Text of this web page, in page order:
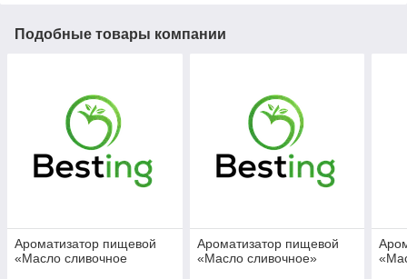
Подобные товары компании
Ароматизатор пищевой
«Масло сливочное
Ароматизатор пищевой
«Масло сливочное»